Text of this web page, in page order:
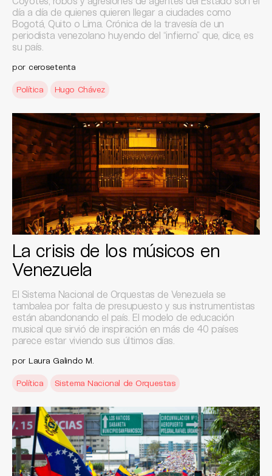
día a día de quienes quieren llegar a ciudades como
Bogotá, Quito o Lima. Crónica de la travesía de un
periodista venezolano huyendo del “infierno” que, dice, es
su país.
por cerosetenta
Política Hugo Chávez
La crisis de los músicos en
Venezuela
El Sistema Nacional de Orquestas de Venezuela se
tambalea por falta de presupuesto y sus instrumentistas
están abandonando el país. El modelo de educación
musical que sirvió de inspiración en más de 40 países
parece estar viviendo sus últimos días.
por Laura Galindo M.
Política Sistema Nacional de Orquestas